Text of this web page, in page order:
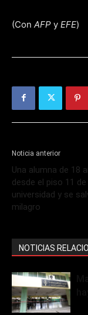
(Con AFP y EFE)
Noticia anterior
Una alumna de 18
desde el piso 11 de
universidad y se
milagro
NOTICIAS